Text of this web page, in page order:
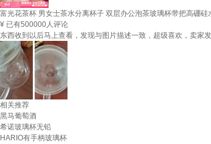
富光花茶杯 男女士茶水分离杯子 双层办公泡茶玻璃杯带把高硼硅
¥ 已有500000人评论
东西收到以后马上查看，发现与图片描述一致，超级喜欢，卖家
相关推荐
黑马葡萄酒
希诺玻璃杯无铅
HARIO有手柄玻璃杯